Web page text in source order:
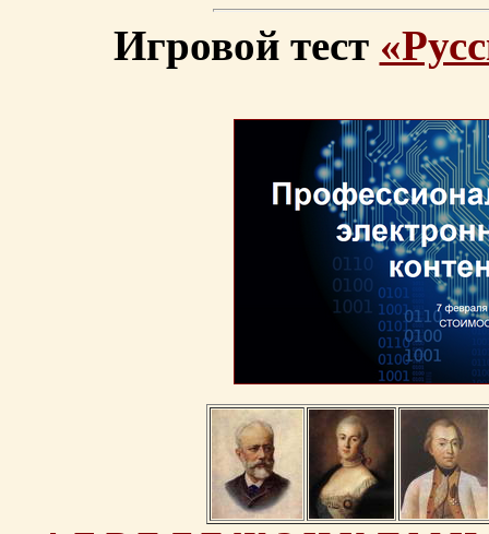
Игровой тест